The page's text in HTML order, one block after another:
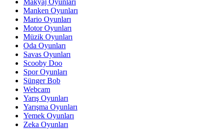
Makyaj Oyunları
Manken Oyunları
Mario Oyunları
Motor Oyunları
Müzik Oyunları
Oda Oyunları
Savas Oyunları
Scooby Doo
Spor Oyunları
Sünger Bob
Webcam
Yarış Oyunları
Yarışma Oyunları
Yemek Oyunları
Zeka Oyunları